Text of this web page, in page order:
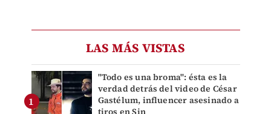
LAS MÁS VISTAS
"Todo es una broma": ésta es la
verdad detrás del video de César
Gastélum, influencer asesinado a
tiros en Sin